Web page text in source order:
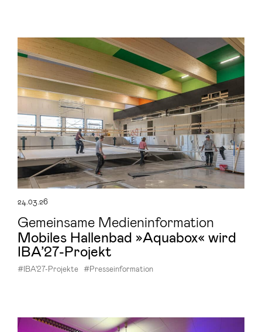
24.03.26
Gemeinsame Medieninformation
Mo­bi­les Hal­len­bad »Aqua­box« wird
IBA’27-​Projekt
#IBA'27-Projekte #Presseinformation